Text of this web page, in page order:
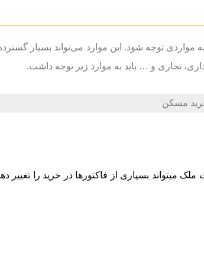
توجه شود. این موارد می‌تواند بسیار
تجاری و … باید به موارد زیر توجه داشت.
بسیاری از فاکتور‌ها در خرید را تغییر